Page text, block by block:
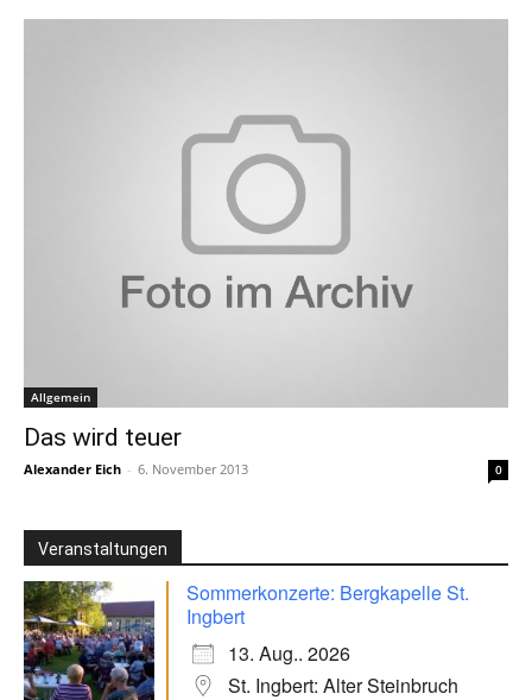
Allgemein
Das wird teuer
Alexander Eich - 6. November 2013 0
Veranstaltungen
Sommerkonzerte: Bergkapelle St.
Ingbert
13. Aug.. 2026
St. Ingbert: Alter Steinbruch